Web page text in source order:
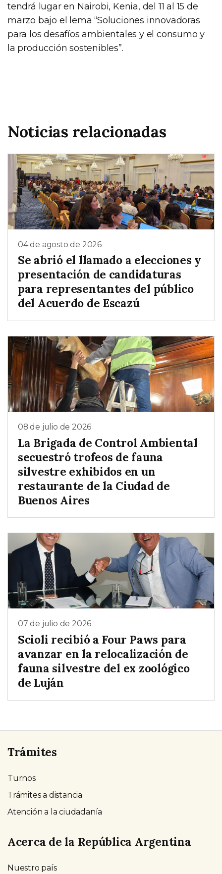
tendrá lugar en Nairobi, Kenia, del 11 al 15 de
marzo bajo el lema “Soluciones innovadoras
para los desafíos ambientales y el consumo y
la producción sostenibles”.
Noticias relacionadas
04 de agosto de 2026
Se abrió el llamado a elecciones y
presentación de candidaturas
para representantes del público
del Acuerdo de Escazú
08 de julio de 2026
La Brigada de Control Ambiental
secuestró trofeos de fauna
silvestre exhibidos en un
restaurante de la Ciudad de
Buenos Aires
07 de julio de 2026
Scioli recibió a Four Paws para
avanzar en la relocalización de
fauna silvestre del ex zoológico
de Luján
Trámites
Turnos
Trámites a distancia
Atención a la ciudadanía
Acerca de la República Argentina
Nuestro país